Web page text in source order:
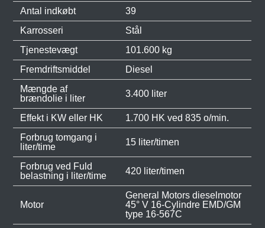
Antal indkøbt
39
Karrosseri
Stål
Tjenestevægt
101.600 kg
Fremdriftsmiddel
Diesel
Mængde af
brændolie i liter
3.400 liter
Effekt i KW eller HK
1.700 HK ved 835 o/min.
Forbrug tomgang i
liter/time
15 liter/timen
Forbrug ved Fuld
belastning i liter/time
420 liter/timen
Motor
General Motors dieselmotor
45° V 16-Cylindre EMD/GM
type 16-567C